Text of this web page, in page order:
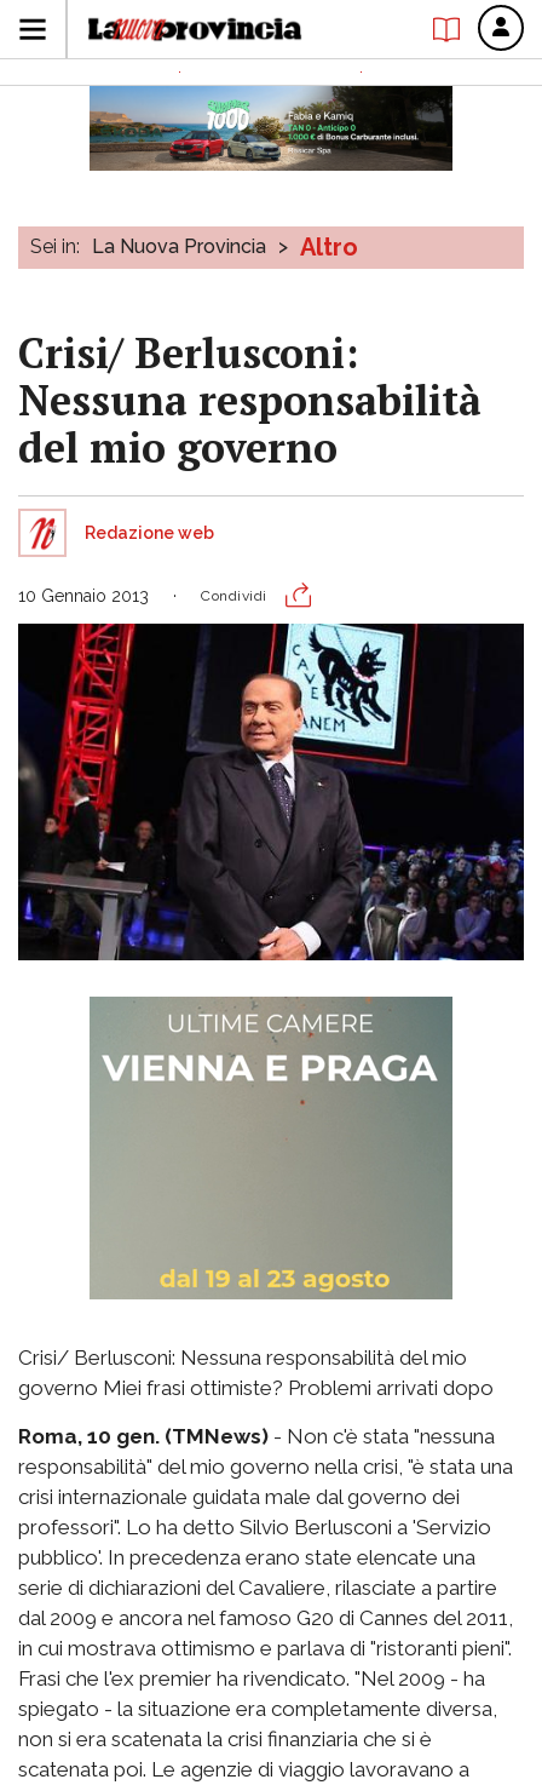
Sei in: La Nuova Provincia > Altro
Crisi/ Berlusconi:
Nessuna responsabilità
del mio governo
Redazione web
10 Gennaio 2013 Condividi
Crisi/ Berlusconi: Nessuna responsabilità del mio
governo Miei frasi ottimiste? Problemi arrivati dopo
Roma, 10 gen. (TMNews) - Non c'è stata "nessuna
responsabilità" del mio governo nella crisi, "è stata una
crisi internazionale guidata male dal governo dei
professori". Lo ha detto Silvio Berlusconi a 'Servizio
pubblico'. In precedenza erano state elencate una
serie di dichiarazioni del Cavaliere, rilasciate a partire
dal 2009 e ancora nel famoso G20 di Cannes del 2011,
in cui mostrava ottimismo e parlava di "ristoranti pieni".
Frasi che l'ex premier ha rivendicato. "Nel 2009 - ha
spiegato - la situazione era completamente diversa,
non si era scatenata la crisi finanziaria che si è
scatenata poi. Le agenzie di viaggio lavoravano a